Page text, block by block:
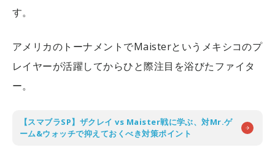
す。
アメリカのトーナメントでMaisterというメキシコのプ
レイヤーが活躍してからひと際注目を浴びたファイタ
ー。
【スマブラSP】ザクレイ vs Maister戦に学ぶ、対Mr.ゲ
ーム&ウォッチで抑えておくべき対策ポイント